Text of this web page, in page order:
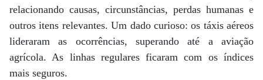
relacionando causas, circunstâncias, perdas humanas e
outros itens relevantes. Um dado curioso: os táxis aéreos
lideraram as ocorrências, superando até a aviação
agrícola. As linhas regulares ficaram com os índices
mais seguros.